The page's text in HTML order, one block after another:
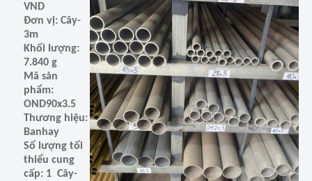
VND
Đơn vị: Cây-
3m
Khối lượng:
7.840 g
Mã sản
phẩm:
OND90x3.5
Thương hiệu:
Banhay
Số lượng tối
thiểu cung
cấp: 1 Cây-